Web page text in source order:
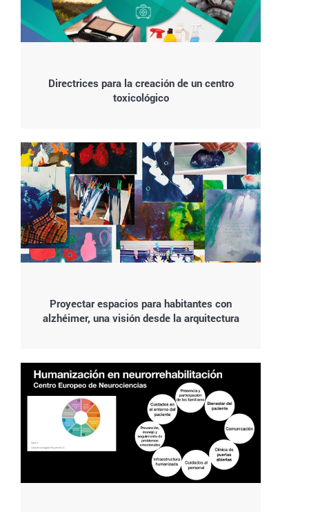
Directrices para la creación de un centro
toxicológico
Proyectar espacios para habitantes con
alzhéimer, una visión desde la arquitectura